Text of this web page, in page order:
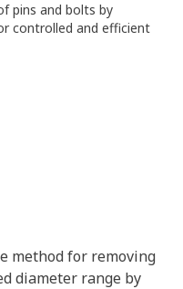
pins and bolts by
controlled and efficient
method for removing
diameter range by